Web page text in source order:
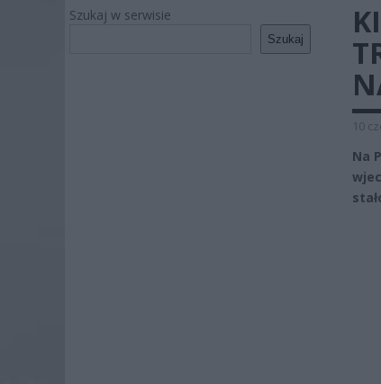
Szukaj w serwisie
Szukaj
10
Na